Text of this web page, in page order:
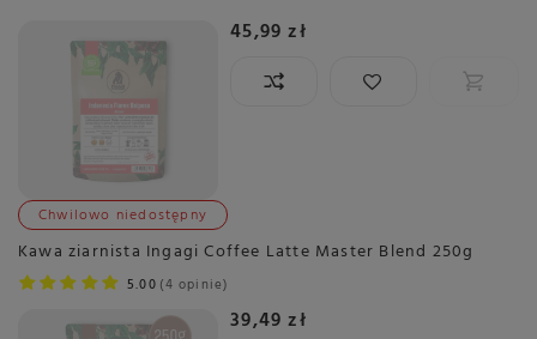
45,99 zł
Chwilowo niedostępny
Kawa ziarnista Ingagi Coffee Latte Master Blend 250g
5.00 4 opinie
39,49 zł